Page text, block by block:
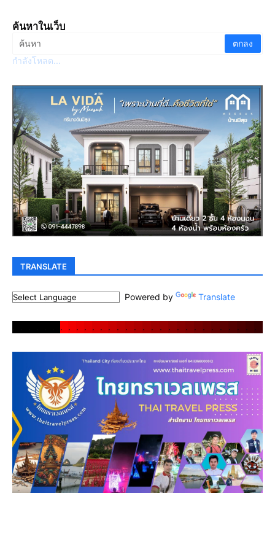
ค้นหาในเว็บ
กำลังโหลด...
TRANSLATE
Powered by Translate
. . . . . . . . . . . . . . . . . . . . . . . .